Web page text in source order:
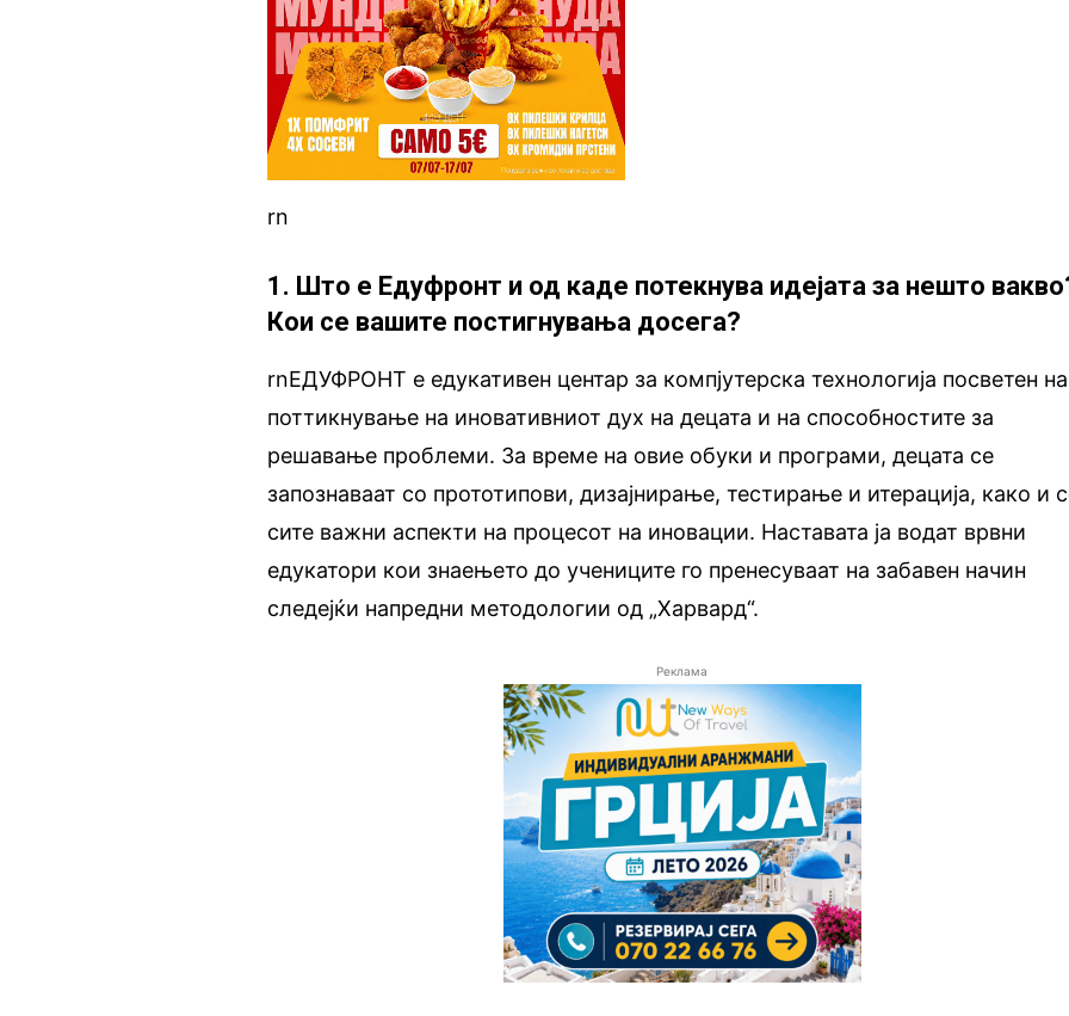
rn
1. Што е Едуфронт и од каде потекнува идејата за нешто
Кои се вашите постигнувања досега?
rnЕДУФРОНТ е едукативен центар за компјутерска технологија посветен на
поттикнување на иновативниот дух на децата и на способностите за
решавање проблеми. За време на овие обуки и програми, децата се
запознаваат со прототипови, дизајнирање, тестирање и итерација, како и
сите важни аспекти на процесот на иновации. Наставата ја водат врвни
едукатори кои знаењето до учениците го пренесуваат на забавен начин
следејќи напредни методологии од „Харвард“.
Реклама